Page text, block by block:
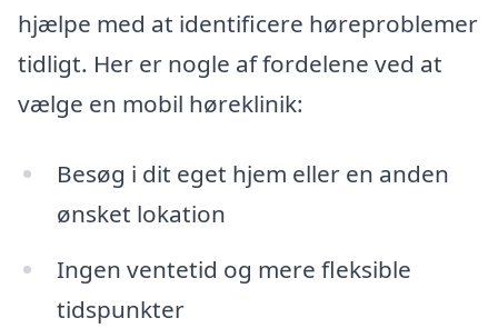
hjælpe med at identificere høreproblemer
tidligt. Her er nogle af fordelene ved at
vælge en mobil høreklinik:
Besøg i dit eget hjem eller en anden
ønsket lokation
Ingen ventetid og mere fleksible
tidspunkter